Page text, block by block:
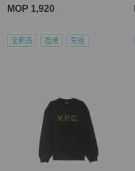
MOP 1,920
全新品 香港 免運